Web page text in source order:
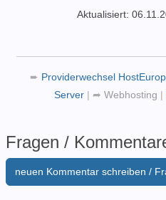
Aktualisiert:
➨ Providerwechsel
Server | ➦ Webhosting |
Fragen /
neuen Kommentar schreiben /